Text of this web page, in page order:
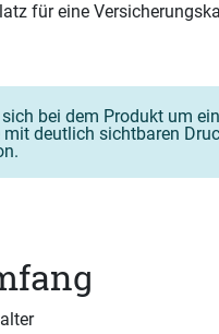
für eine
bei dem Produkt um
mit deutlich sichtbaren